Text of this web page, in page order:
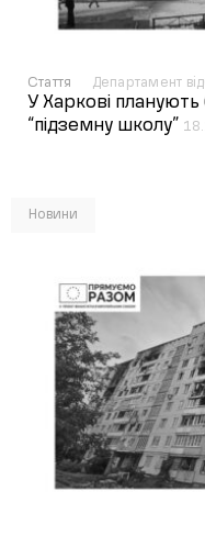
Стаття Департамент
У Харкові
“підземну школу”
Новини